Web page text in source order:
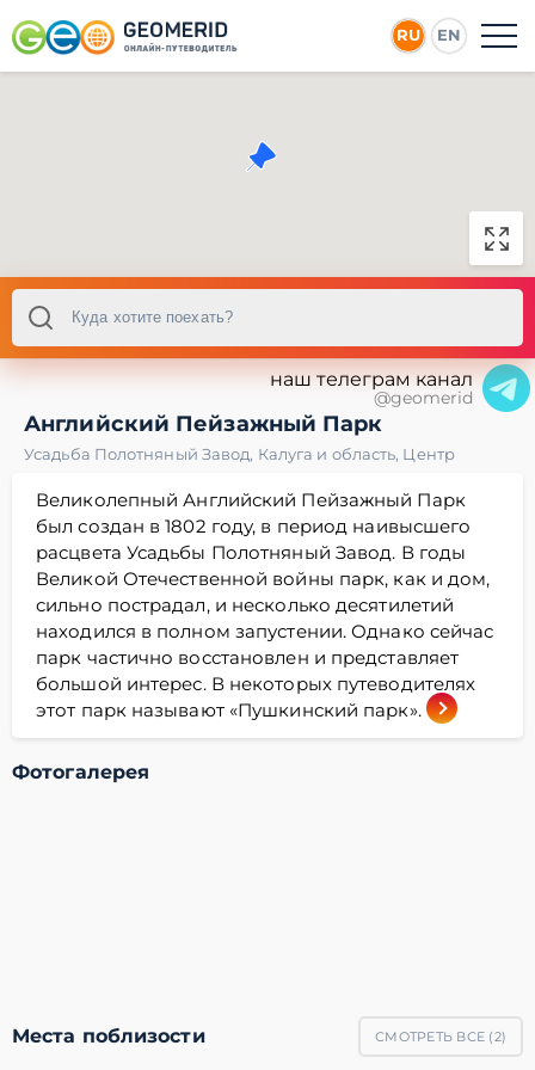
RU EN
наш телеграм канал
@geomerid
Английский Пейзажный Парк
Усадьба Полотняный Завод, Калуга и область, Центр
Великолепный Английский Пейзажный Парк
был создан в 1802 году, в период наивысшего
расцвета Усадьбы Полотняный Завод. В годы
Великой Отечественной войны парк, как и дом,
сильно пострадал, и несколько десятилетий
находился в полном запустении. Однако сейчас
парк частично восстановлен и представляет
большой интерес. В некоторых путеводителях
этот парк называют «Пушкинский парк».
Фотогалерея
Места поблизости СМОТРЕТЬ ВСЕ (2)